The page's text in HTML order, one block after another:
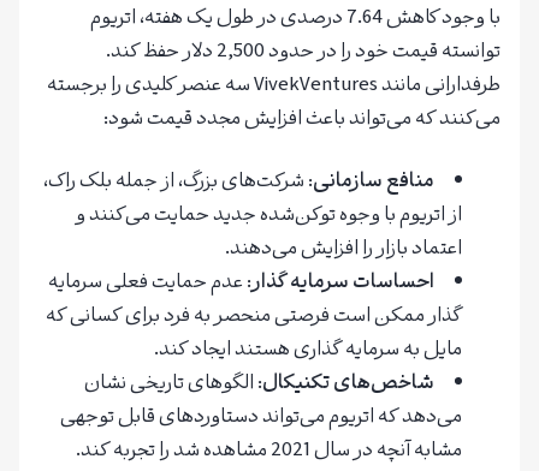
با وجود کاهش 7.64 درصدی در طول یک هفته، اتریوم
توانسته قیمت خود را در حدود 2,500 دلار حفظ کند.
طرفدارانی مانند VivekVentures سه عنصر کلیدی را برجسته
می‌کنند که می‌تواند باعث افزایش مجدد قیمت شود:
منافع سازمانی: شرکت‌های بزرگ، از جمله بلک راک،
از اتریوم با وجوه توکن‌شده جدید حمایت می‌کنند و
اعتماد بازار را افزایش می‌دهند.
احساسات سرمایه گذار: عدم حمایت فعلی سرمایه
گذار ممکن است فرصتی منحصر به فرد برای کسانی که
مایل به سرمایه گذاری هستند ایجاد کند.
شاخص‌های تکنیکال: الگوهای تاریخی نشان
می‌دهد که اتریوم می‌تواند دستاوردهای قابل توجهی
مشابه آنچه در سال 2021 مشاهده شد را تجربه کند.